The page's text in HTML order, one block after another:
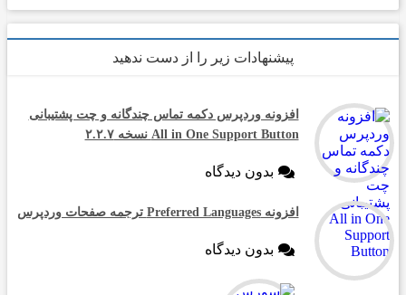
پیشنهادات زیر را از دست ندهید
افزونه وردپرس دکمه تماس چندگانه و چت پشتیبانی
All in One Support Button نسخه ۲.۲.۷
بدون دیدگاه
افزونه Preferred Languages ترجمه صفحات وردپرس
بدون دیدگاه